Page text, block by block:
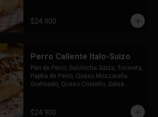
$24.900
Perro Caliente Italo-Suizo
Pan de Perro, Salchicha Suiza, Tocineta,
Papita de Perro, Queso Mozzarella
Gratinado, Queso Costeño, Salsa
$24.900